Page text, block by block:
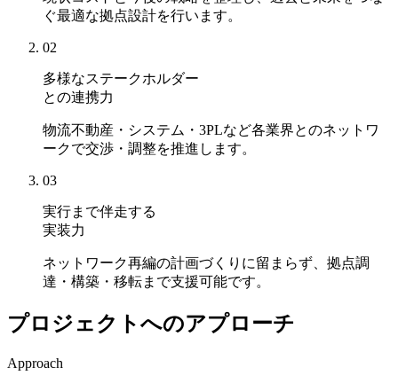
ぐ最適な拠点設計を行います。
02
多様なステークホルダー
との連携力
物流不動産・システム・3PLなど各業界とのネットワ
ークで交渉・調整を推進します。
03
実行まで伴走する
実装力
ネットワーク再編の計画づくりに留まらず、拠点調
達・構築・移転まで支援可能です。
プロジェクトへのアプローチ
Approach